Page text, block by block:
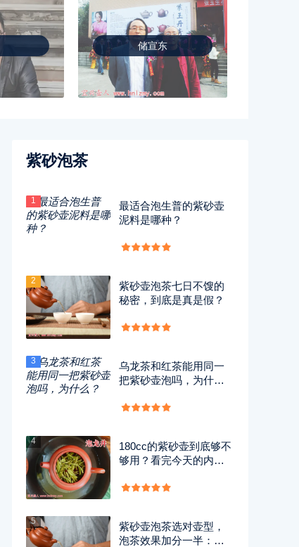
储宣东
紫砂泡茶
1
最适合泡生普的紫砂壶
泥料是哪种？
2
紫砂壶泡茶七日不馊的
秘密，到底是真是假？
3
乌龙茶和红茶能用同一
把紫砂壶泡吗，为什
4
180cc的紫砂壶到底够不
够用？看完今天的内容
5
紫砂壶泡茶选对壶型，
泡茶效果加分一半：新